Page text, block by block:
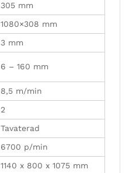
305 mm
1080×308 mm
3 mm
6 – 160 mm
8,5 m/min
2
Tavaterad
6700 p/min
1140 x 800 x 1075 mm